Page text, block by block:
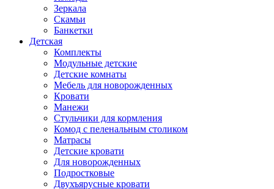
Зеркала
Скамьи
Банкетки
Детская
Комплекты
Модульные детские
Детские комнаты
Мебель для новорожденных
Кровати
Манежи
Стульчики для кормления
Комод с пеленальным столиком
Матрасы
Детские кровати
Для новорожденных
Подростковые
Двухъярусные кровати